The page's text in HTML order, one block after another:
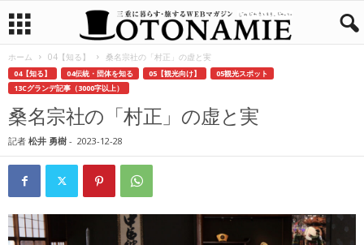
ホーム 04【知る】 桑名宗社の「村正」の虚と実
04【知る】 04伝統・団体を知る 05【観光向け】
05観光スポット
13Cグランデ記事（3000字以上）
桑名宗社の「村正」の虚と実
記者 松井 勇樹 - 2023-12-28